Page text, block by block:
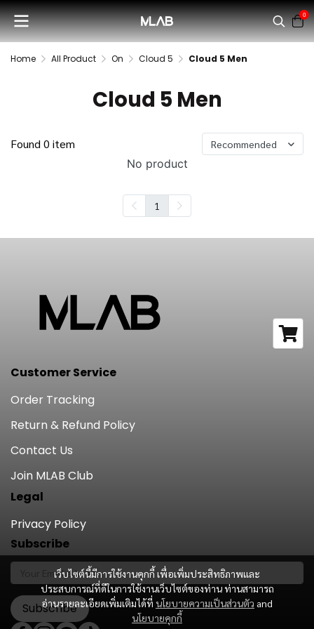
0
Home All Product On Cloud 5 Cloud 5 Men
Cloud 5 Men
Found 0 item Recommended
No product
1
เว็บไซต์นี้มีการใช้งานคุกกี้ เพื่อเพิ่มประสิทธิภาพและ
ประสบการณ์ที่ดีในการใช้งานเว็บไซต์ของท่าน ท่านสามารถ
อ่านรายละเอียดเพิ่มเติมได้ที่ นโยบายความเป็นส่วนตัว and
นโยบายคุกกี้
Customer Service
Order Tracking
Return & Refund Policy
Contact Us
Join MLAB Club
Legal
Privacy Policy
Subscribe
Subscribe